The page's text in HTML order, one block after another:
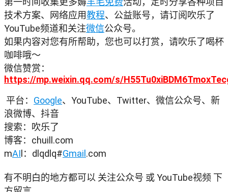
技术方案、网络应用教程、公益账号，请订阅吹乐了
YouTube频道和关注微信公众号。
如果内容对您有所帮助，您也可以打赏，请吹乐了喝杯
咖啡哦～
微信赞赏：
https://mp.weixin.qq.com/s/
平台： Google、YouTube、Twitter、微信公众号、新
浪微博、抖音
搜索：吹乐了
博客：chuill.com
mAI l：dlqdlq#Gmail .com
有不明白的地方都可以 关注公众号 或 YouTube视频 下